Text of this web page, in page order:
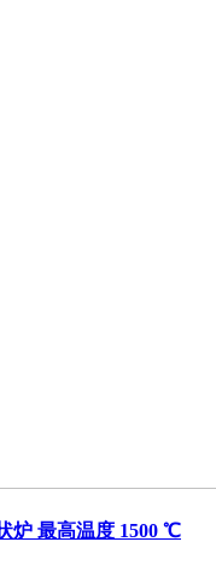
炉 最高温度 1500 ℃